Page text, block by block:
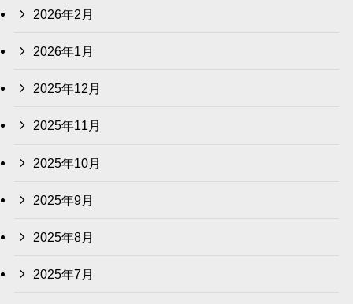
2026年2月
2026年1月
2025年12月
2025年11月
2025年10月
2025年9月
2025年8月
2025年7月